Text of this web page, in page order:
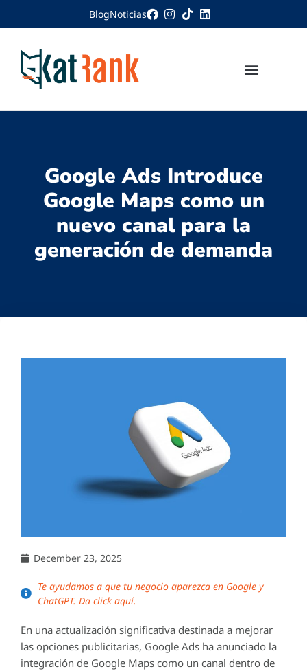
BlogNoticias
Google Ads Introduce
Google Maps como un
nuevo canal para la
generación de demanda
December 23, 2025
Te ayudamos a que tu negocio aparezca en Google y
ChatGPT. Da click aquí.
En una actualización significativa destinada a mejorar
las opciones publicitarias, Google Ads ha anunciado la
integración de Google Maps como un canal dentro de